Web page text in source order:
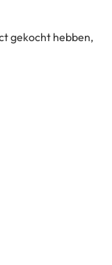
gekocht hebben,